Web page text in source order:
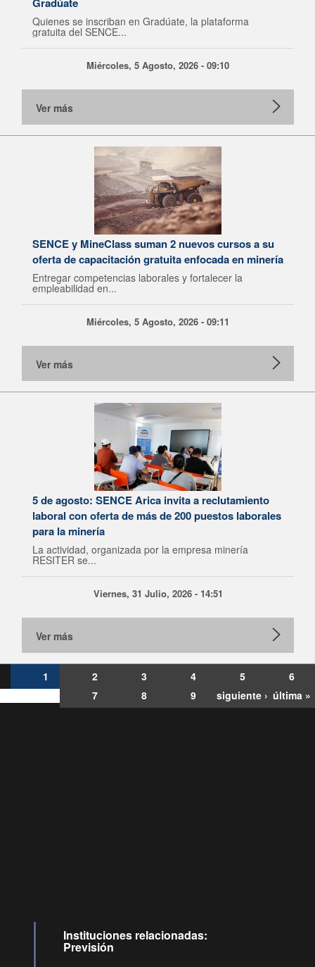
Quienes se inscriban en Gradúate, la plataforma
gratuita del SENCE...
Miércoles, 5 Agosto, 2026 - 09:10
Ver más
SENCE y MineClass suman 2 nuevos cursos a su
oferta de capacitación gratuita enfocada en minería
Entregar competencias laborales y fortalecer la
empleabilidad en...
Miércoles, 5 Agosto, 2026 - 09:11
Ver más
5 de agosto: SENCE Arica invita a reclutamiento
laboral con oferta de más de 200 puestos laborales
para la minería
La actividad, organizada por la empresa minería
RESITER se...
Viernes, 31 Julio, 2026 - 14:51
Ver más
1 2 3 4 5
6
7
8 9 siguiente › última »
Instituciones relacionadas:
Previsión